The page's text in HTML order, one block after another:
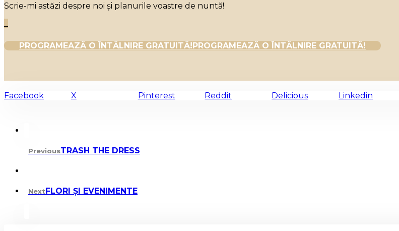
Scrie-mi astăzi despre noi și planurile voastre de nuntă!
PROGRAMEAZĂ O ÎNTĂLNIRE GRATUITĂ!PROGRAMEAZĂ O ÎNTĂLNIRE GRATUITĂ!
Facebook X Pinterest Reddit Delicious Linkedin
PreviousTRASH THE DRESS
NextFLORI ȘI EVENIMENTE